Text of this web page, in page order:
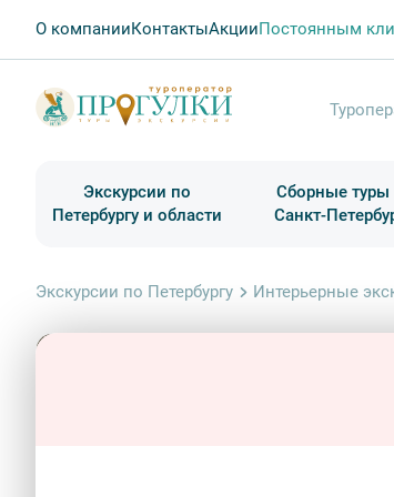
О компанииКонтактыАкцииПостоянным
Экскурсии по
Петербургу и области
Сборные туры
Санкт-
Экскурсии по Петербургу Интерьерные